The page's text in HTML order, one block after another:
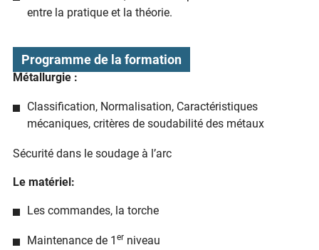
entre la pratique et la théorie.
Programme de la formation
Métallurgie :
Classification, Normalisation, Caractéristiques
mécaniques, critères de soudabilité des métaux
Sécurité dans le soudage à l’arc
Le matériel:
Les commandes, la torche
Maintenance de 1 er niveau